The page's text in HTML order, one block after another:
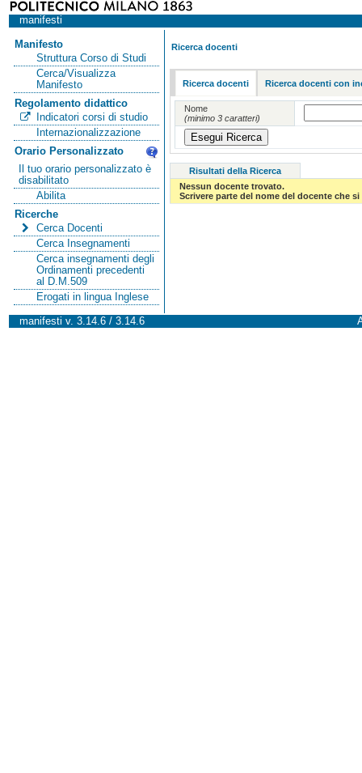
manifesti
Manifesto
Struttura Corso di Studi
Cerca/Visualizza
Manifesto
Regolamento didattico
Indicatori corsi di studio
Internazionalizzazione
Orario Personalizzato
Il tuo orario personalizzato è
disabilitato
Abilita
Ricerche
Cerca Docenti
Cerca Insegnamenti
Cerca insegnamenti degli
Ordinamenti precedenti
al D.M.509
Erogati in lingua Inglese
Ricerca docenti
Ricerca docenti Ricerca docenti con
Nome
(minimo 3 caratteri)
Risultati della Ricerca
Nessun docente trovato.
Scrivere parte del nome del docente che
manifesti v. 3.14.6 / 3.14.6